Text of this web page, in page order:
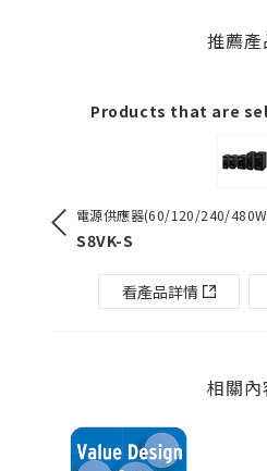
推薦產
Products that are
電源供應器(60/120/240/
S8VK-S
看產品詳情
相關內